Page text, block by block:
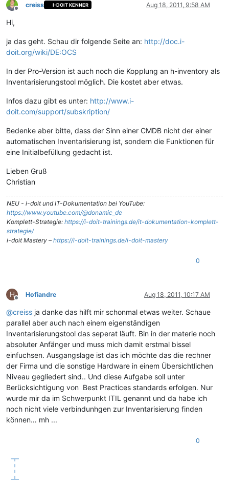
Offline
creiss I-DOIT KENNER Aug 18, 2011, 9:58 AM
Hi,
ja das geht. Schau dir folgende Seite an: http://doc.i-
doit.org/wiki/DE:OCS
In der Pro-Version ist auch noch die Kopplung an h-inventory als
Inventarisierungstool möglich. Die kostet aber etwas.
Infos dazu gibt es unter: http://www.i-
doit.com/support/subskription/
Bedenke aber bitte, dass der Sinn einer CMDB nicht der einer
automatischen Inventarisierung ist, sondern die Funktionen für
eine Initialbefüllung gedacht ist.
Lieben Gruß
Christian
NEU - i-doit und IT-Dokumentation bei YouTube:
https://www.youtube.com/@donamic_de
Komplett-Strategie: https://i-doit-trainings.de/it-dokumentation-komplett-
strategie/
i-doit Mastery – https://i-doit-trainings.de/i-doit-mastery
0
H
Offline
Hofiandre Aug 18, 2011, 10:17 AM
@creiss ja danke das hilft mir schonmal etwas weiter. Schaue
parallel aber auch nach einem eigenständigen
Inventarisierungstool das seperat läuft. Bin in der materie noch
absoluter Anfänger und muss mich damit erstmal bissel
einfuchsen. Ausgangslage ist das ich möchte das die rechner
der Firma und die sonstige Hardware in einem Übersichtlichen
Niveau gegliedert sind.. Und diese Aufgabe soll unter
Berücksichtigung von Best Practices standards erfolgen. Nur
wurde mir da im Schwerpunkt ITIL genannt und da habe ich
noch nicht viele verbindunhgen zur Inventarisierung finden
können… mh ...
0